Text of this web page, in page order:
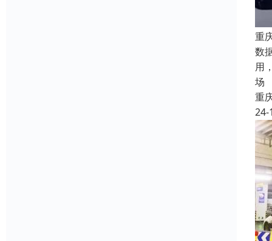
重
数
用
场
重
24-